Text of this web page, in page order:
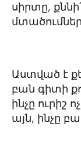
սիրտը,
Աստված է
բան գիտի
ինչը ուրիշ
այն, ինչը